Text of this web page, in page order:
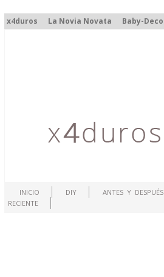
x4duros La Novia Novata Baby-Deco
INICIO DIY ANTES Y DESPUÉS
RECIENTE